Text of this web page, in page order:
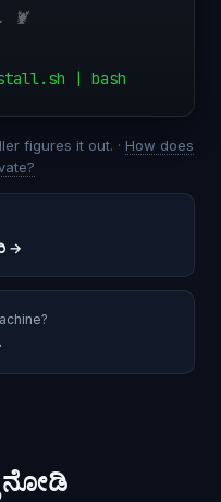
🦞
| bash
figures it out. · How does
→
ನೋಡಿ